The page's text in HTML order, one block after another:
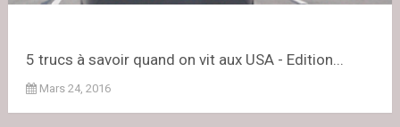
5 trucs à savoir quand on vit aux USA - Edition...
Mars 24, 2016